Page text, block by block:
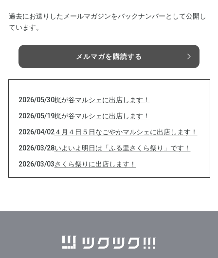
過去にお送りしたメールマガジンをバックナンバーとして公開し
ています。
メルマガを購読する
2026/05/30梶が谷マルシェに出店します！
2026/05/19梶が谷マルシェに出店します！
2026/04/02４月４日５日なごやかマルシェに出店します！
2026/03/28いよいよ明日は「ふる里さくら祭り」です！
2026/03/03さくら祭りに出店します！
2026/02/03２月3日 恵方巻 当日販売数します！
2026/01/07恵方巻の予約販売します！
秋の遊び場 in たかつ 2025 に出店します！